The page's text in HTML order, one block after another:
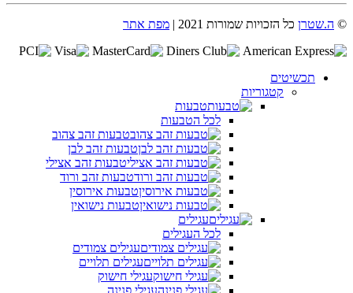
© ה.שטרן כל הזכויות שמורות 2021 | מפת אתר
תכשיטים
קטגוריות
טבעות
לכל הטבעות
טבעות זהב צהוב
טבעות זהב לבן
טבעות זהב אצילי
טבעות זהב ורוד
טבעות אירוסין
טבעות נישואין
עגילים
לכל העגילים
עגילים צמודים
עגילים תלויים
עגילי חישוק
עגילי פנינה